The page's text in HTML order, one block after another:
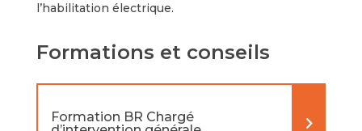
l’habilitation électrique.
Formations et conseils
Formation BR Chargé